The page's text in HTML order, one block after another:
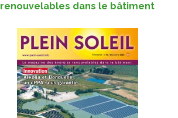
renouvelables dans le bâtiment